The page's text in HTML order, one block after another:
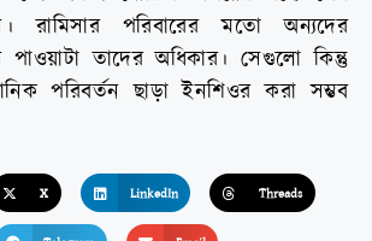
রামিসার পরিবারের মতো অন্যদের
পাওয়াটা তাদের অধিকার। সেগুলো কিন্তু
পরিবর্তন ছাড়া ইনশিওর করা সম্ভব
X LinkedIn Threads